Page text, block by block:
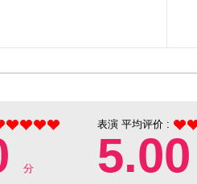
分
表演 平均评价 :
5.00